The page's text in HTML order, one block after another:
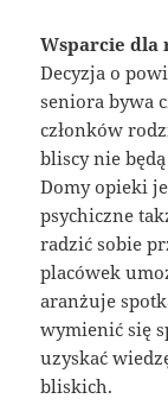
Wsparcie dla
Decyzja o
seniora bywa
członków
bliscy nie
Domy opieki
psychiczne
radzić sobie
placówek
aranżuje
wymienić się
uzyskać
bliskich.